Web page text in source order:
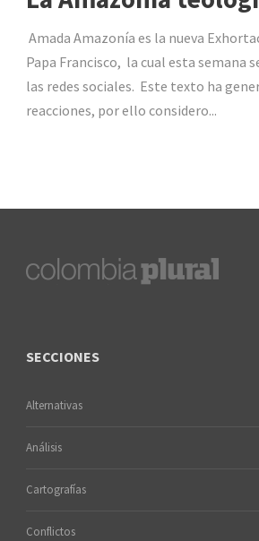
Amada Amazonía es la nueva
Papa Francisco, la cual esta semana
las redes sociales. Este texto ha
reacciones, por ello considero...
SECCIONES
Alternativas
Análisis
Cartografías
Conflictos